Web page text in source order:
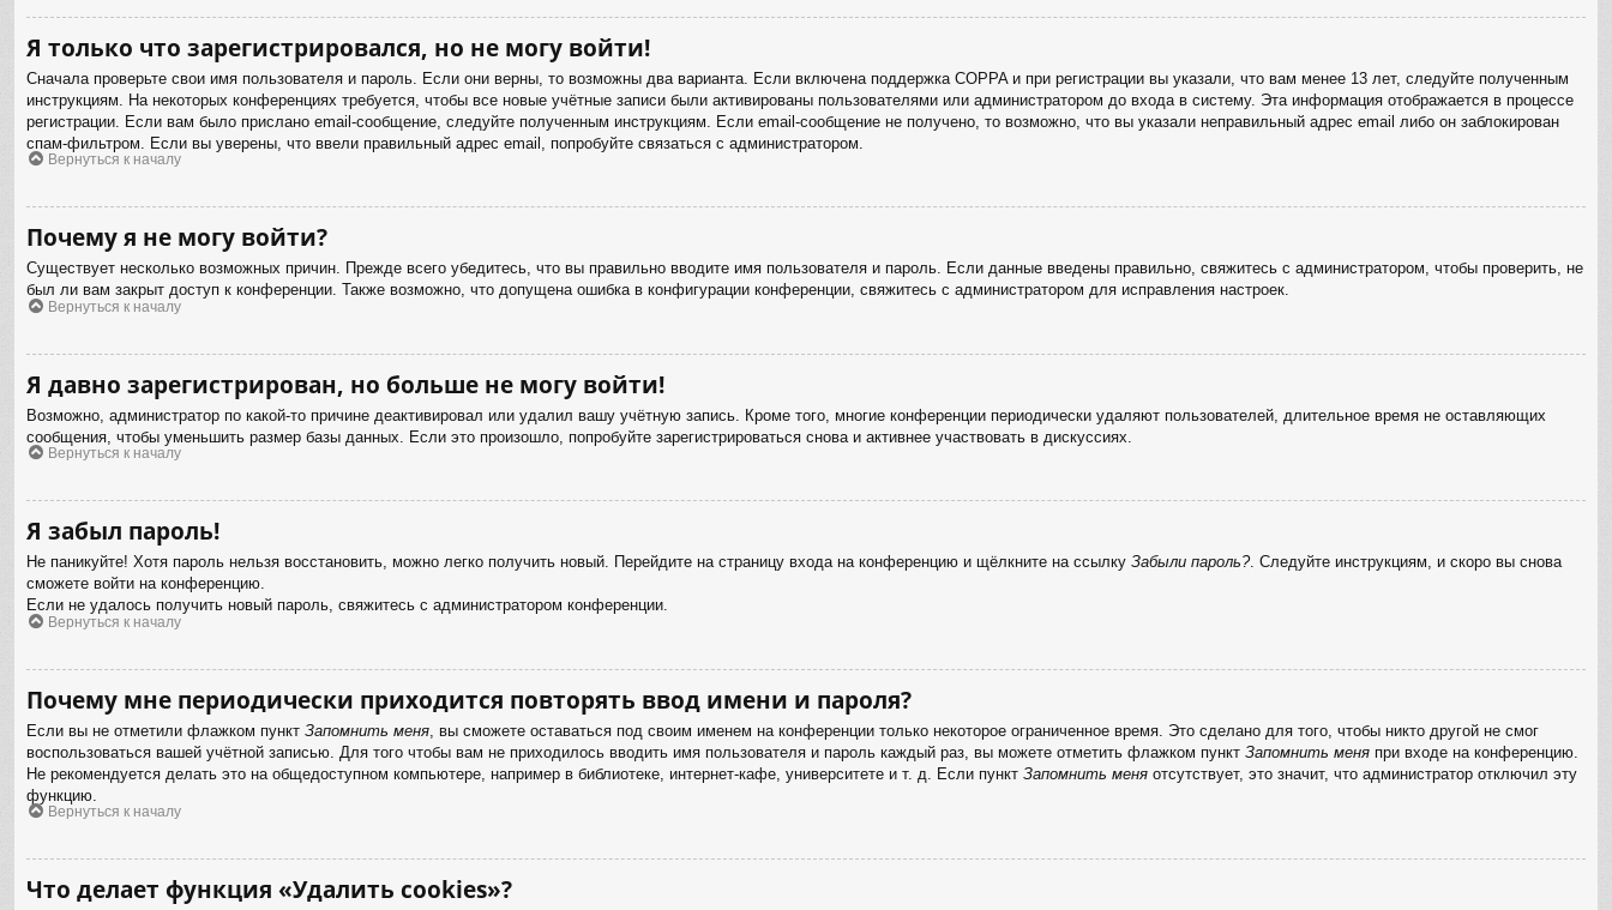
Я только что зарегистрировался, но не могу войти!
Сначала проверьте свои имя пользователя и пароль. Если они верны, то возможны два варианта. Если включена поддержка COPPA и при регистрации вы указали, что вам менее 13 лет, следуйте полученным
инструкциям. На некоторых конференциях требуется, чтобы все новые учётные записи были активированы пользователями или администратором до входа в систему. Эта информация отображается в процессе
регистрации. Если вам было прислано email-сообщение, следуйте полученным инструкциям. Если email-сообщение не получено, то возможно, что вы указали неправильный адрес email либо он заблокирован
спам-фильтром. Если вы уверены, что ввели правильный адрес email, попробуйте связаться с администратором.
Вернуться к началу
Почему я не могу войти?
Существует несколько возможных причин. Прежде всего убедитесь, что вы правильно вводите имя пользователя и пароль. Если данные введены правильно, свяжитесь с администратором, чтобы проверить, не
был ли вам закрыт доступ к конференции. Также возможно, что допущена ошибка в конфигурации конференции, свяжитесь с администратором для исправления настроек.
Вернуться к началу
Я давно зарегистрирован, но больше не могу войти!
Возможно, администратор по какой-то причине деактивировал или удалил вашу учётную запись. Кроме того, многие конференции периодически удаляют пользователей, длительное время не оставляющих
сообщения, чтобы уменьшить размер базы данных. Если это произошло, попробуйте зарегистрироваться снова и активнее участвовать в дискуссиях.
Вернуться к началу
Я забыл пароль!
Не паникуйте! Хотя пароль нельзя восстановить, можно легко получить новый. Перейдите на страницу входа на конференцию и щёлкните на ссылку Забыли пароль?. Следуйте инструкциям, и скоро вы снова
сможете войти на конференцию.
Если не удалось получить новый пароль, свяжитесь с администратором конференции.
Вернуться к началу
Почему мне периодически приходится повторять ввод имени и пароля?
Если вы не отметили флажком пункт Запомнить меня , вы сможете оставаться под своим именем на конференции только некоторое ограниченное время. Это сделано для того, чтобы никто другой не смог
воспользоваться вашей учётной записью. Для того чтобы вам не приходилось вводить имя пользователя и пароль каждый раз, вы можете отметить флажком пункт Запомнить меня при входе на конференцию.
Не рекомендуется делать это на общедоступном компьютере, например в библиотеке, интернет-кафе, университете и т. д. Если пункт Запомнить меня отсутствует, это значит, что администратор отключил эту
функцию.
Вернуться к началу
Что делает функция «Удалить cookies»?